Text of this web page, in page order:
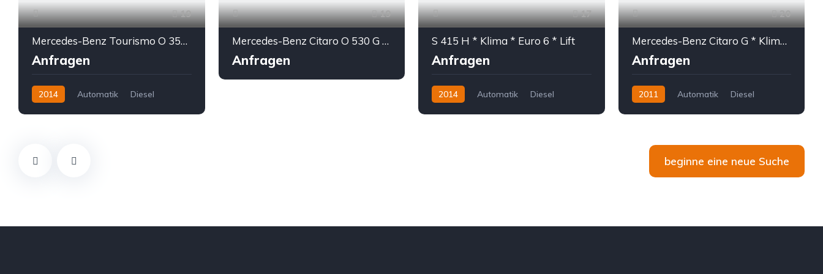
19
Mercedes-Benz Tourismo O 350 RHD R15 * Euro 6 * Vollausstattung
Anfragen
2014 Automatik Diesel
19
Mercedes-Benz Citaro O 530 G * Klima * Euro 5
Anfragen
17
S 415 H * Klima * Euro 6 * Lift
Anfragen
2014 Automatik Diesel
20
Mercedes-Benz Citaro G * Klima * 4 -türig * 4-door * 97 Stehplätze
Anfragen
2011 Automatik Diesel
beginne eine neue Suche